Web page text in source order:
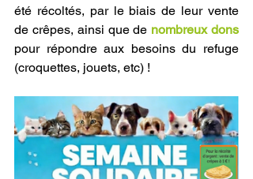
été récoltés, par le biais de leur vente
de crêpes, ainsi que de nombreux dons
pour répondre aux besoins du refuge
(croquettes, jouets, etc) !